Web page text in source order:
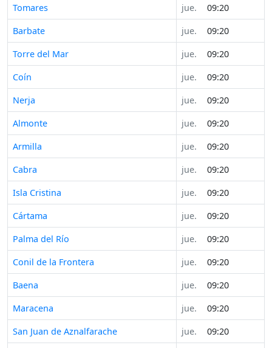
Tomares jue.
09:20
Barbate
jue.
09:20
Torre del Mar
jue.
09:20
Coín
jue.
09:20
Nerja
jue.
09:20
Almonte
jue.
09:20
Armilla
jue.
09:20
Cabra
jue.
09:20
Isla Cristina
jue.
09:20
Cártama
jue.
09:20
Palma del Río
jue.
09:20
Conil de la Frontera
jue.
09:20
Baena
jue.
09:20
Maracena
jue.
09:20
San Juan de Aznalfarache
jue.
09:20